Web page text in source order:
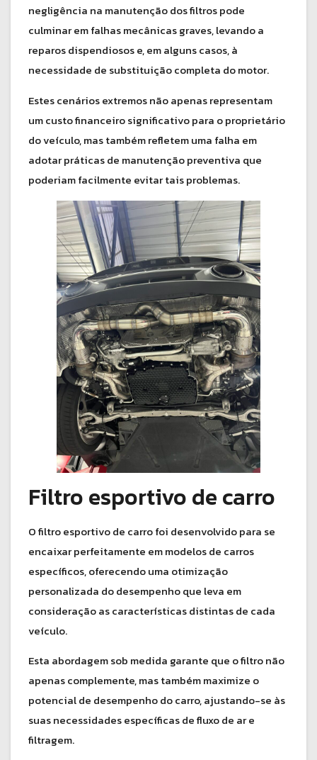
negligência na manutenção dos filtros pode
culminar em falhas mecânicas graves, levando a
reparos dispendiosos e, em alguns casos, à
necessidade de substituição completa do motor.
Estes cenários extremos não apenas representam
um custo financeiro significativo para o proprietário
do veículo, mas também refletem uma falha em
adotar práticas de manutenção preventiva que
poderiam facilmente evitar tais problemas.
Filtro esportivo de carro
O filtro esportivo de carro foi desenvolvido para se
encaixar perfeitamente em modelos de carros
específicos, oferecendo uma otimização
personalizada do desempenho que leva em
consideração as características distintas de cada
veículo.
Esta abordagem sob medida garante que o filtro não
apenas complemente, mas também maximize o
potencial de desempenho do carro, ajustando-se às
suas necessidades específicas de fluxo de ar e
filtragem.